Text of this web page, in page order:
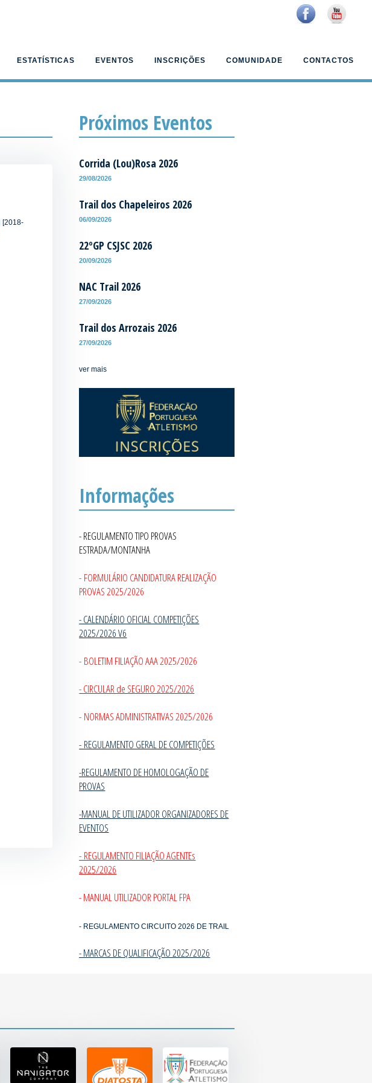
ESTATÍSTICAS EVENTOS INSCRIÇÕES COMUNIDADE CONTACTOS
[2018-
Próximos Eventos
Corrida (Lou)Rosa 2026
29/08/2026
Trail dos Chapeleiros 2026
06/09/2026
22ºGP CSJSC 2026
20/09/2026
NAC Trail 2026
27/09/2026
Trail dos Arrozais 2026
27/09/2026
ver mais
Informações
- REGULAMENTO TIPO PROVAS
ESTRADA/MONTANHA
- FORMULÁRIO CANDIDATURA REALIZAÇÃO
PROVAS 2025/2026
- CALENDÁRIO OFICIAL COMPETIÇÕES
2025/2026 V6
- BOLETIM FILIAÇÃO AAA 2025/2026
- CIRCULAR de SEGURO 2025/2026
- NORMAS ADMINISTRATIVAS 2025/2026
- REGULAMENTO GERAL DE COMPETIÇÕES
-REGULAMENTO DE HOMOLOGAÇÃO DE
PROVAS
-MANUAL DE UTILIZADOR ORGANIZADORES DE
EVENTOS
- REGULAMENTO FILIAÇÃO AGENTEs
2025/2026
- MANUAL UTILIZADOR PORTAL FPA
- REGULAMENTO CIRCUITO 2026 DE TRAIL
- MARCAS DE QUALIFICAÇÃO 2025/2026